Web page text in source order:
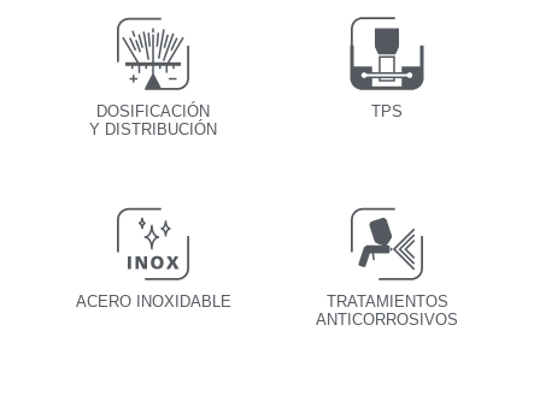
DOSIFICACIÓN
Y DISTRIBUCIÓN
TPS
ACERO INOXIDABLE
TRATAMIENTOS
ANTICORROSIVOS